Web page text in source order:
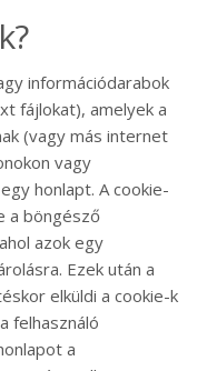
információdarabok
fájlokat), amelyek a
(vagy más internet
vagy
honlapt. A cookie-
a böngésző
azok egy
Ezek után a
elküldi a cookie-k
felhasználó
a